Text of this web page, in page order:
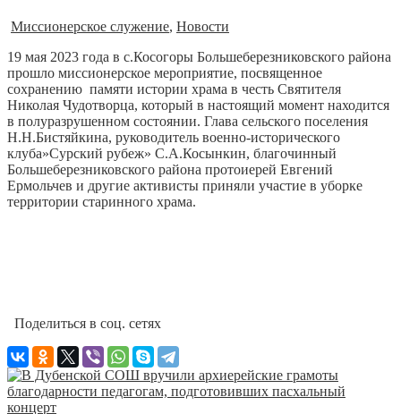
Миссионерское служение, Новости
19 мая 2023 года в с.Косогоры Большеберезниковского района
прошло миссионерское мероприятие, посвященное
сохранению памяти истории храма в честь Святителя
Николая Чудотворца, который в настоящий момент находится
в полуразрушенном состоянии. Глава сельского поселения
Н.Н.Бистяйкина, руководитель военно-исторического
клуба»Сурский рубеж» С.А.Косынкин, благочинный
Большеберезниковского района протоиерей Евгений
Ермольчев и другие активисты приняли участие в уборке
территории старинного храма.
Поделиться в соц. сетях